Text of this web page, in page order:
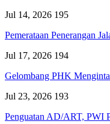
Jul 14, 2026 195
Pemerataan Penerangan
Jul 17, 2026 194
Gelombang PHK
Jul 23, 2026 193
Penguatan AD/ART, PWI